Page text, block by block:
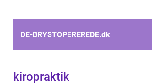
DE-BRYSTOPEREREDE.dk
kiropraktik